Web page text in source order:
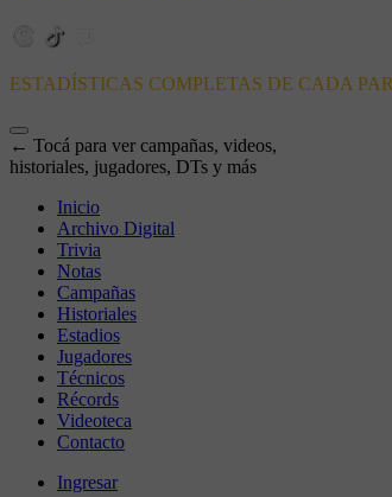
ESTADÍSTICAS COMPLETAS DE CADA
← Tocá para ver campañas, videos,
historiales, jugadores, DTs y más
Inicio
Archivo Digital
Trivia
Notas
Campañas
Historiales
Estadios
Jugadores
Técnicos
Récords
Videoteca
Contacto
Ingresar